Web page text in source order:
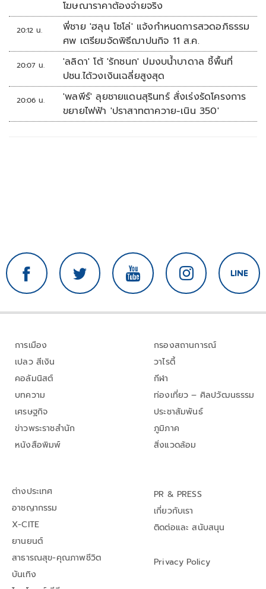
โฆษณาราคาต้องจ่ายจริง
20:12 น.
พี่ชาย 'ฮลุน โซโล่' แจ้งกำหนดการสวดอภิธรรม
ศพ เตรียมจัดพิธีฌาปนกิจ 11 ส.ค.
20:07 น.
'ลลิดา' โต้ 'รักชนก' ปมงบน้ำบาดาล ชี้พื้นที่
ปชน.ได้วงเงินเฉลี่ยสูงสุด
20:06 น.
'พลพีร์' ลุยชายแดนสุรินทร์ สั่งเร่งรัดโครงการ
ขยายไฟฟ้า 'ปราสาทตาควาย-เนิน 350'
การเมือง
เปลว สีเงิน
คอลัมนิสต์
บทความ
เศรษฐกิจ
ข่าวพระราชสำนัก
หนังสือพิมพ์
กรองสถานการณ์
วาไรตี้
กีฬา
ท่องเที่ยว – ศิลปวัฒนธรรม
ประชาสัมพันธ์
ภูมิภาค
สิ่งแวดล้อม
ต่างประเทศ
อาชญากรรม
X-CITE
ยานยนต์
สาธารณสุข-คุณภาพชีวิต
บันเทิง
PR & PRESS
เกี่ยวกับเรา
ติดต่อและ สนับสนุน
Privacy Policy